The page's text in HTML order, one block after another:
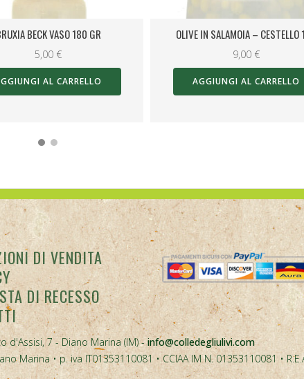
BECK VASO 180 GR
5,00 €
AL CARRELLO
OLIVE IN SALAMOIA – CESTELLO
9,00 €
AGGIUNGI AL CARRELLO
DI VENDITA
DI RECESSO
d'Assisi, 7 - Diano Marina (IM) -info@colledegliulivi.com
Marina • p. iva IT01353110081 • CCIAA IM N. 01353110081 •